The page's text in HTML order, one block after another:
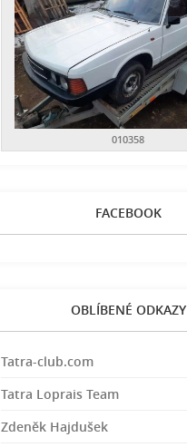
010358
FACEBOOK
OBLÍBENÉ ODKAZY
Tatra-club.com
Tatra Loprais Team
Zdeněk Hajdušek